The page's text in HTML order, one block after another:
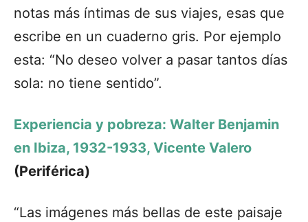
notas más íntimas de sus viajes, esas que
escribe en un cuaderno gris. Por ejemplo
esta: “No deseo volver a pasar tantos días
sola: no tiene sentido”.
Experiencia y pobreza: Walter Benjamin
en Ibiza, 1932-1933, Vicente Valero
(Periférica)
“Las imágenes más bellas de este paisaje